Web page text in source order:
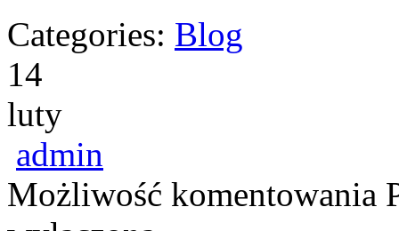
Categories: Blog
14
luty
admin
Możliwość komentowania